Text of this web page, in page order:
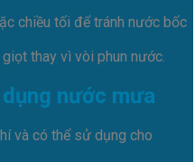
chiều tối để tránh nước bốc
thay vì vòi phun nước.
nước mưa
và có thể sử dụng cho